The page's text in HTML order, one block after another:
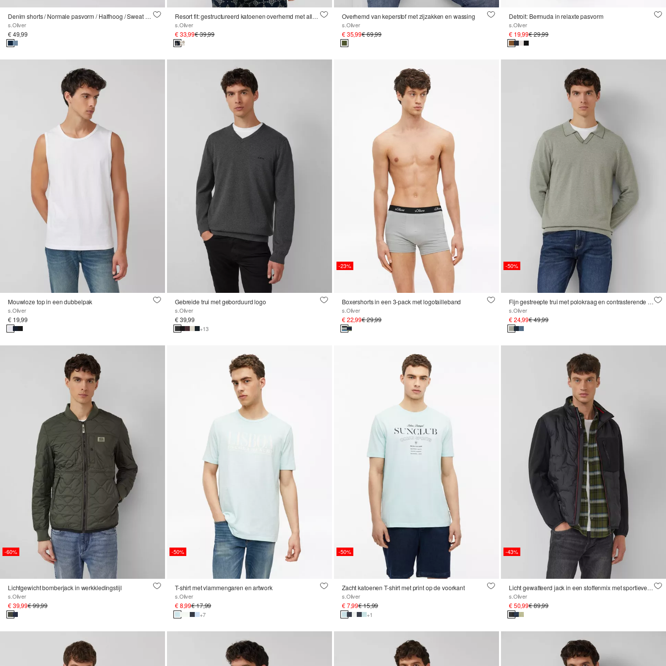
Denim shorts / Normale pasvorm / Halfhoog / Sweat denim
s.Oliver
€ 49,99
Resort fit: gestructureerd katoenen overhemd met all-over print
s.Oliver
€ 33,99€ 39,99
Overhemd van keperstof met zijzakken en wassing
s.Oliver
€ 35,99€ 69,99
Detroit: Bermuda in relaxte pasvorm
s.Oliver
€ 19,99€ 29,99
Mouwloze top in een dubbelpak
s.Oliver
€ 19,99
Gebreide trui met geborduurd logo
s.Oliver
€ 39,99
+13
-23%
Boxershorts in een 3-pack met logotailleband
s.Oliver
€ 22,99€ 29,99
-50%
Fijn gestreepte trui met polokraag en contrasterende manchetten
s.Oliver
€ 24,99€ 49,99
-60%
Lichtgewicht bomberjack in werkkledingstijl
s.Oliver
€ 39,99€ 99,99
-50%
T-shirt met vlammengaren en artwork
s.Oliver
€ 8,99€ 17,99
+7
-50%
Zacht katoenen T-shirt met print op de voorkant
s.Oliver
€ 7,99€ 15,99
+1
-43%
Licht gewatteerd jack in een stoffenmix met sportieve details
s.Oliver
€ 50,99€ 89,99